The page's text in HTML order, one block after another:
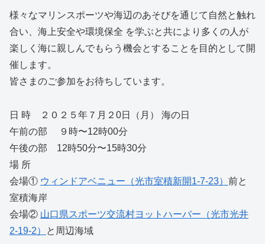
様々なマリンスポーツや海辺のあそびを通じて自然と触れ
合い、海上安全や環境保全 を学ぶと共により多くの人が
楽しく海に親しんでもらう機会とすることを目的として開
催します。
皆さまのご参加をお待ちしています。
日 時 ２０２５年７月２0日（月） 海の日
午前の部 ９時〜12時00分
午後の部 12時50分〜15時30分
場 所
会場① ウィンドアベニュー（光市室積新開1-7-23） 前と
室積海岸
会場② 山口県スポーツ交流村ヨットハーバー（光市光井
2-19-2）
と周辺海域